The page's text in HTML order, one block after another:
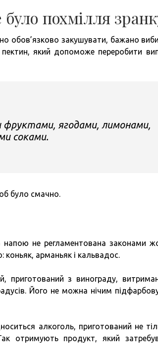
похмілля
обов’язково закушувати, бажано
який допоможе переробити
фруктами, ягодами, лимонами,
соками.
було смачно.
напою не регламентована законами
коньяк, арманьяк і кальвадос.
приготований з винограду,
Його не можна нічим
алкоголь, приготований не
отримують продукт, який